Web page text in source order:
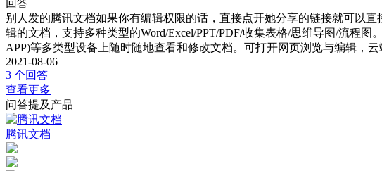
回答
别人发的腾讯文档如果你有编辑权限的话，直接点开她分享的链接就可以
辑的文档，支持多种类型的Word/Excel/PPT/PDF/收集表格/思维导图/流程
APP)等多类型设备上随时随地查看和修改文档。可打开网页浏览与编辑，云
2021-08-06
3 个回答
查看更多
问答提及产品
腾讯文档